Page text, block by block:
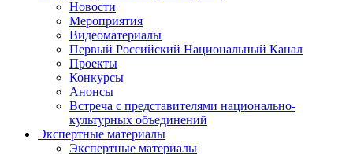
Новости
Мероприятия
Видеоматериалы
Первый Российский Национальный Канал
Проекты
Конкурсы
Анонсы
Встреча с представителями национально-
культурных объединений
Экспертные материалы
Экспертные материалы